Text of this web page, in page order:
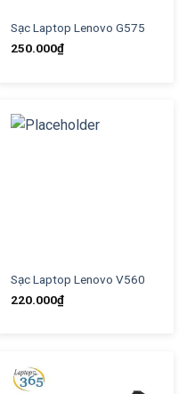
Sạc Laptop Lenovo G575
250.000₫
Sạc Laptop Lenovo V560
220.000₫